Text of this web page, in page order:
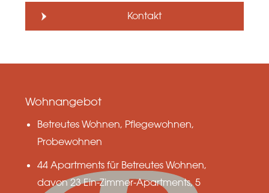
Kontakt
Wohnangebot
Betreutes Wohnen, Pflegewohnen,
Probewohnen
44 Apartments für Betreutes Wohnen,
davon 23 Ein-Zimmer-Apartments, 5